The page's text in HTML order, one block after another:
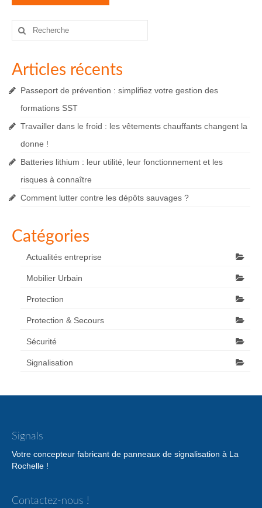
Rechercher
Articles récents
Passeport de prévention : simplifiez votre gestion des
formations SST
Travailler dans le froid : les vêtements chauffants changent la
donne !
Batteries lithium : leur utilité, leur fonctionnement et les
risques à connaître
Comment lutter contre les dépôts sauvages ?
Catégories
Actualités entreprise
Mobilier Urbain
Protection
Protection & Secours
Sécurité
Signalisation
Signals
Votre concepteur fabricant de panneaux de signalisation à La
Rochelle !
Contactez-nous !